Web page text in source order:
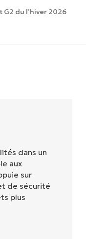
G2 du l’hiver 2026
dans un
aux
sur
de sécurité
plus